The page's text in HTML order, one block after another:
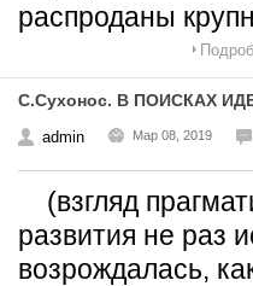
распроданы
С.Сухонос. В ПОИСКАХ
admin Мар 08, 2019
(взгляд
развития не раз
возрождалась,